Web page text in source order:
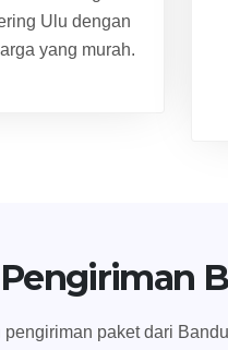
Ulu dengan
yang murah.
pengiriman paket dari